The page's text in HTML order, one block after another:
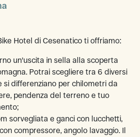
Hotel di Cesenatico ti offriamo:
un'uscita in sella alla scoperta
Potrai scegliere tra 6 diversi
si differenziano per chilometri da
pendenza del terreno e tuo
sorvegliata e ganci con lucchetti,
compressore, angolo lavaggio. Il